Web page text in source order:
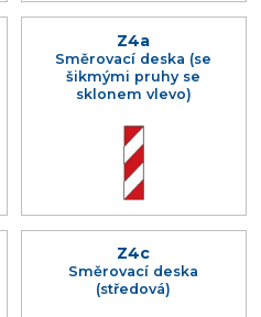
Z4a
Směrovací deska (se
šikmými pruhy se
sklonem vlevo)
Z4c
Směrovací deska
(středová)